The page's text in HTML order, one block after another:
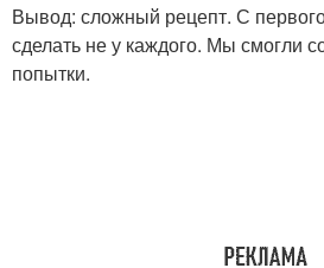
Вывод: сложный рецепт. С
сделать не у каждого. Мы смогли
попытки.